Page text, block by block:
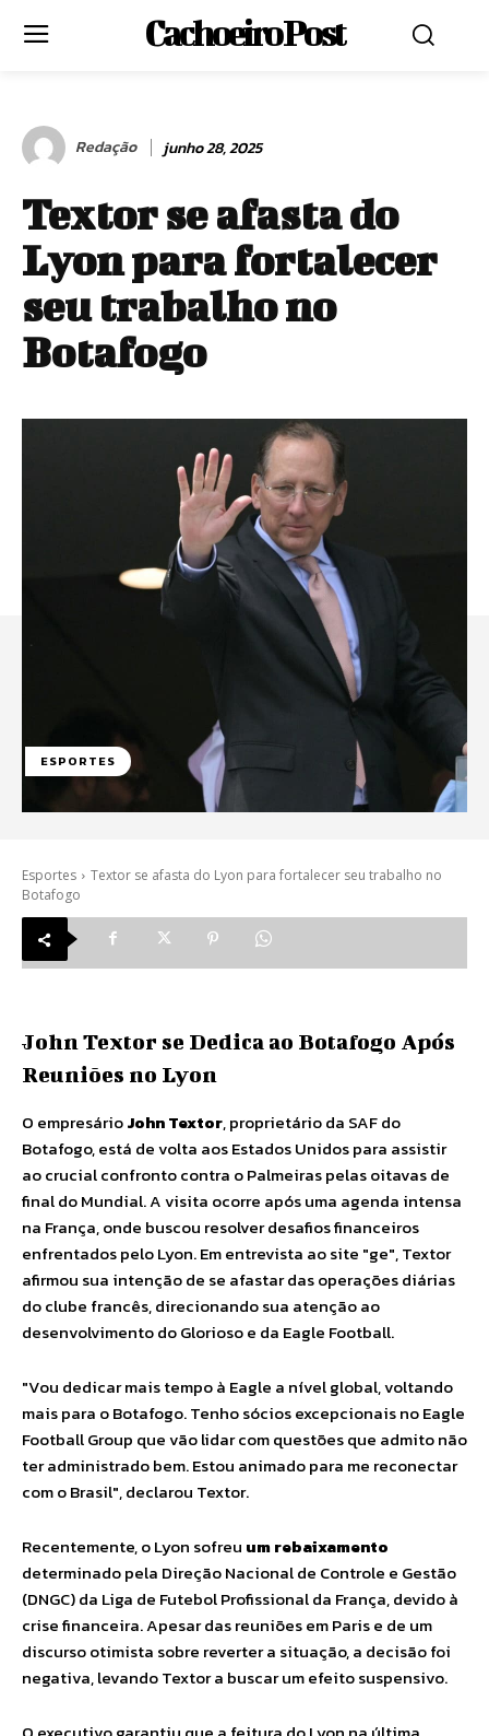
Cachoeiro Post
Redação junho 28, 2025
Textor se afasta do
Lyon para fortalecer
seu trabalho no
Botafogo
ESPORTES
Esportes
Textor se afasta do Lyon para fortalecer seu trabalho no
Botafogo
John Textor se Dedica ao Botafogo Após
Reuniões no Lyon
O empresárioJohn Textor, proprietário da SAF do
Botafogo, está de volta aos Estados Unidos para assistir
ao crucial confronto contra o Palmeiras pelas oitavas de
final do Mundial. A visita ocorre após uma agenda intensa
na França, onde buscou resolver desafios financeiros
enfrentados pelo Lyon. Em entrevista ao site "ge", Textor
afirmou sua intenção de se afastar das operações diárias
do clube francês, direcionando sua atenção ao
desenvolvimento do Glorioso e da Eagle Football.
"Vou dedicar mais tempo à Eagle a nível global, voltando
mais para o Botafogo. Tenho sócios excepcionais no Eagle
Football Group que vão lidar com questões que admito não
ter administrado bem. Estou animado para me reconectar
com o Brasil", declarou Textor.
Recentemente, o Lyon sofreu um rebaixamento
determinado pela Direção Nacional de Controle e Gestão
(DNGC) da Liga de Futebol Profissional da França, devido à
crise financeira. Apesar das reuniões em Paris e de um
discurso otimista sobre reverter a situação, a decisão foi
negativa, levando Textor a buscar um efeito suspensivo.